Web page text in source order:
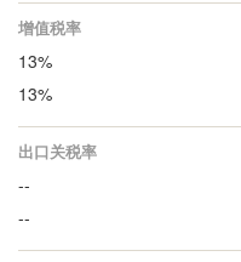
增值税率
13%
13%
出口关税率
--
--